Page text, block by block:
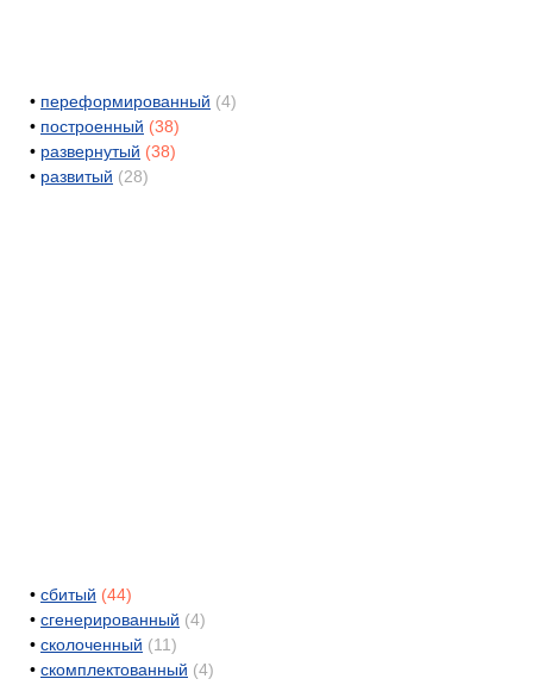
• переформированный (4)
• построенный (38)
• развернутый (38)
• развитый (28)
• сбитый (44)
• сгенерированный (4)
• сколоченный (11)
• скомплектованный (4)